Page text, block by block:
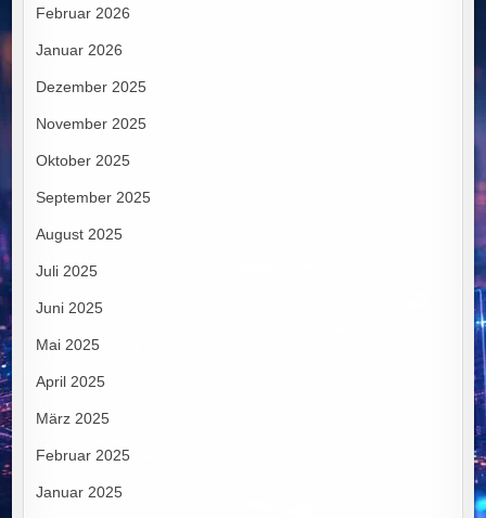
Februar 2026
Januar 2026
Dezember 2025
November 2025
Oktober 2025
September 2025
August 2025
Juli 2025
Juni 2025
Mai 2025
April 2025
März 2025
Februar 2025
Januar 2025